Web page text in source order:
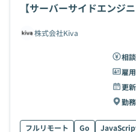
【サーバーサイドエンジ
株式会社Kiva
相
雇
更
勤
フルリモート Go